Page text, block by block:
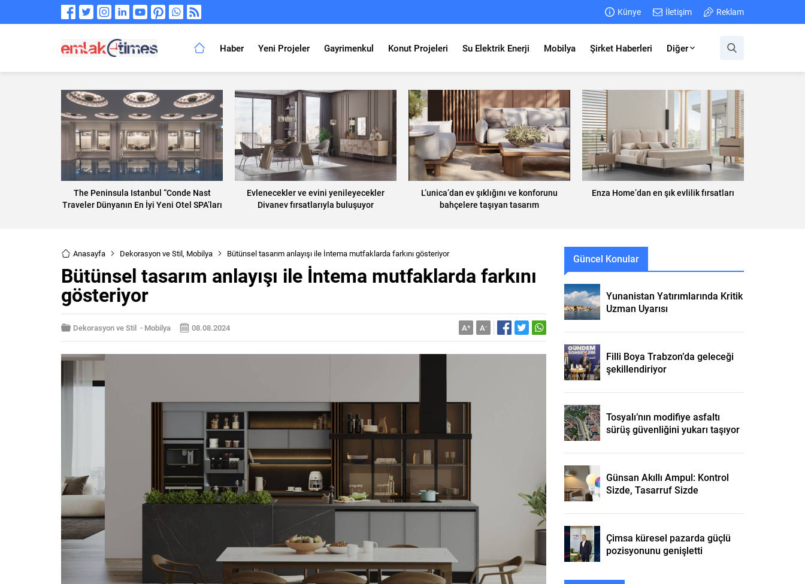
Künye İletişim Reklam
Haber Yeni Projeler Gayrimenkul Konut Projeleri Su Elektrik Enerji Mobilya Şirket Haberleri Diğer
The Peninsula Istanbul “Conde Nast
Traveler Dünyanın En İyi Yeni Otel SPA’ları
Evlenecekler ve evini yenileyecekler
Divanev fırsatlarıyla buluşuyor
L’unica’dan ev şıklığını ve konforunu
bahçelere taşıyan tasarım
Enza Home’dan en şık evlilik fırsatları
Anasayfa Dekorasyon ve Stil, Mobilya Bütünsel tasarım anlayışı ile İntema mutfaklarda farkını gösteriyor
Bütünsel tasarım anlayışı ile İntema mutfaklarda farkını
gösteriyor
Dekorasyon ve Stil - Mobilya 08.08.2024 A+ A-
Güncel Konular
Yunanistan Yatırımlarında Kritik
Uzman Uyarısı
Filli Boya Trabzon’da geleceği
şekillendiriyor
Tosyalı’nın modifiye asfaltı
sürüş güvenliğini yukarı taşıyor
Günsan Akıllı Ampul: Kontrol
Sizde, Tasarruf Sizde
Çimsa küresel pazarda güçlü
pozisyonunu genişletti